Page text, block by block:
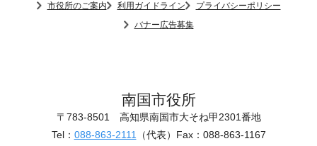
市役所のご案内 利用ガイドライン
プライバシーポリシー
バナー広告募集
南国市役所
〒783-8501 高知県南国市大そね甲2301番地
Tel： 088-863-2111 （代表） Fax：088-863-1167